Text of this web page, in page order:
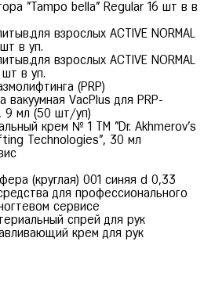
"Tampo bella" Regular 16 шт в в
взрослых ACTIVE NORMAL
в уп.
взрослых ACTIVE NORMAL
в уп.
(PRP)
вакуумная VacPlus для PRP-
9 мл (50 шт/уп)
крем № 1 ТМ "Dr. Akhmerov's
Technologies", 30 мл
(круглая) 001 синяя d 0,33
для профессионального
сервисе
спрей для рук
крем для рук